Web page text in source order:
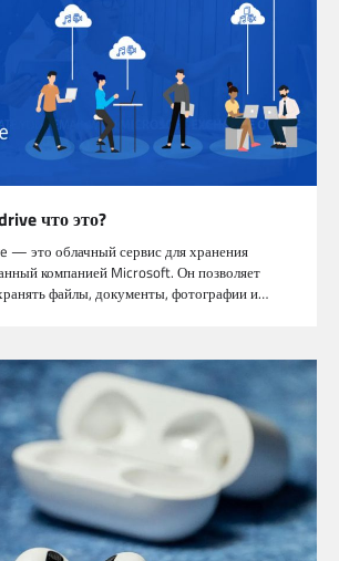
что это?
— это облачный сервис для хранения
компанией Microsoft. Он позволяет
файлы, документы, фотографии и…